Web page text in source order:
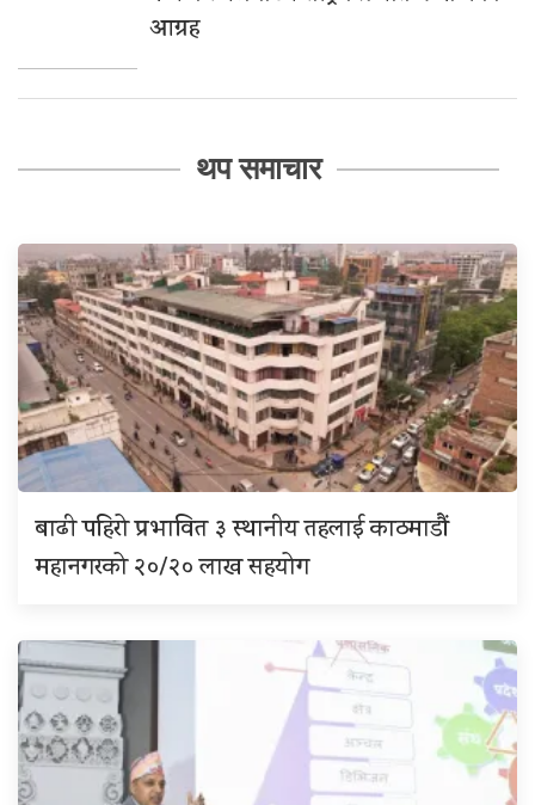
आग्रह
थप समाचार
बाढी पहिरो प्रभावित ३ स्थानीय तहलाई काठमाडौं
महानगरको २०/२० लाख सहयोग